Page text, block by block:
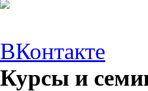
ВКонтакте
Курсы и